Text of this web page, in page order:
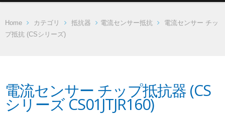
Home カテゴリ 抵抗器 電流センサー抵抗
電流センサー チッ
プ抵抗 (CSシリーズ)
電流センサー チップ抵抗器 (CS
シリーズ CS01JTJR160)